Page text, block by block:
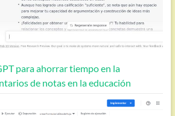
para ahorrar tiempo en la
de notas en la educación